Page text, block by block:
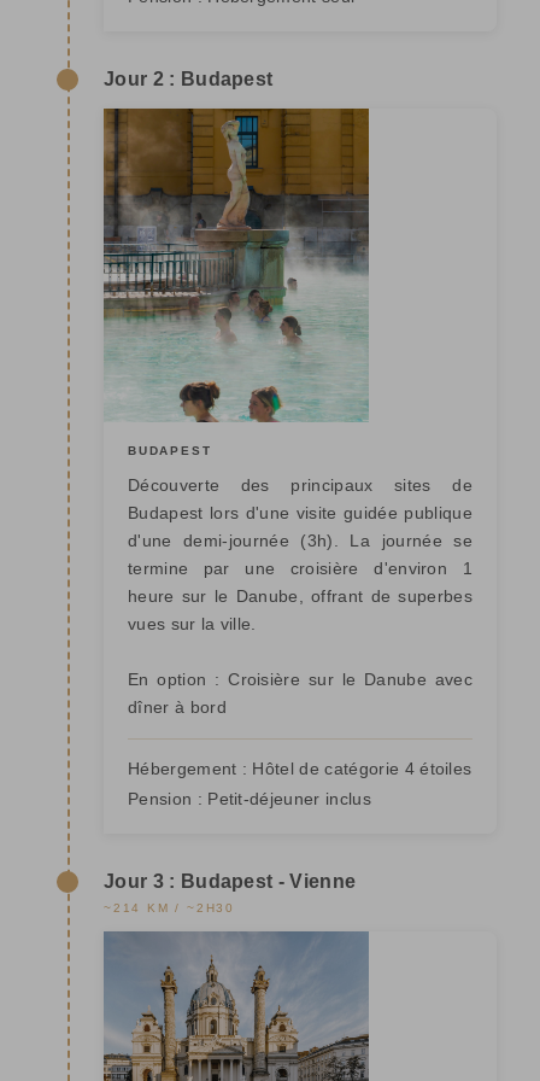
Jour 2 : Budapest
BUDAPEST
Découverte des principaux sites de
Budapest lors d'une visite guidée publique
d'une demi-journée (3h). La journée se
termine par une croisière d'environ 1
heure sur le Danube, offrant de superbes
vues sur la ville.
En option : Croisière sur le Danube avec
dîner à bord
Hébergement : Hôtel de catégorie 4 étoiles
Pension : Petit-déjeuner inclus
Jour 3 : Budapest - Vienne
~214 KM / ~2H30